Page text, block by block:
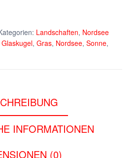
Landschaften, Nordsee
Glaskugel, Gras, Nordsee, Sonne,
INFORMATIONEN
(0)